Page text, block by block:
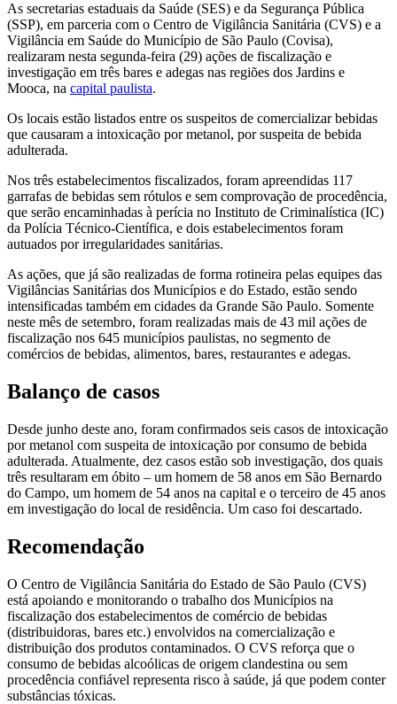
As secretarias estaduais da Saúde (SES) e da Segurança Pública
(SSP), em parceria com o Centro de Vigilância Sanitária (CVS) e a
Vigilância em Saúde do Município de São Paulo (Covisa),
realizaram nesta segunda-feira (29) ações de fiscalização e
investigação em três bares e adegas nas regiões dos Jardins e
Mooca, na capital paulista.
Os locais estão listados entre os suspeitos de comercializar bebidas
que causaram a intoxicação por metanol, por suspeita de bebida
adulterada.
Nos três estabelecimentos fiscalizados, foram apreendidas 117
garrafas de bebidas sem rótulos e sem comprovação de procedência,
que serão encaminhadas à perícia no Instituto de Criminalística (IC)
da Polícia Técnico-Científica, e dois estabelecimentos foram
autuados por irregularidades sanitárias.
As ações, que já são realizadas de forma rotineira pelas equipes das
Vigilâncias Sanitárias dos Municípios e do Estado, estão sendo
intensificadas também em cidades da Grande São Paulo. Somente
neste mês de setembro, foram realizadas mais de 43 mil ações de
fiscalização nos 645 municípios paulistas, no segmento de
comércios de bebidas, alimentos, bares, restaurantes e adegas.
Balanço de casos
Desde junho deste ano, foram confirmados seis casos de intoxicação
por metanol com suspeita de intoxicação por consumo de bebida
adulterada. Atualmente, dez casos estão sob investigação, dos quais
três resultaram em óbito – um homem de 58 anos em São Bernardo
do Campo, um homem de 54 anos na capital e o terceiro de 45 anos
em investigação do local de residência. Um caso foi descartado.
Recomendação
O Centro de Vigilância Sanitária do Estado de São Paulo (CVS)
está apoiando e monitorando o trabalho dos Municípios na
fiscalização dos estabelecimentos de comércio de bebidas
(distribuidoras, bares etc.) envolvidos na comercialização e
distribuição dos produtos contaminados. O CVS reforça que o
consumo de bebidas alcoólicas de origem clandestina ou sem
procedência confiável representa risco à saúde, já que podem conter
substâncias tóxicas.